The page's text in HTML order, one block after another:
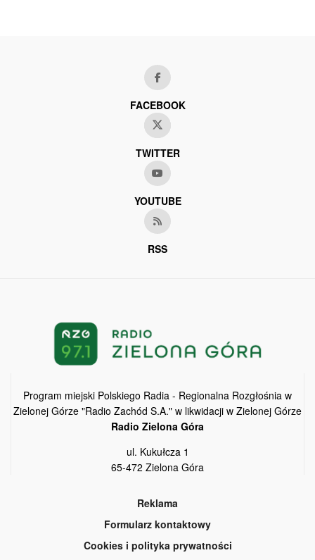
FACEBOOK
TWITTER
YOUTUBE
RSS
Program miejski Polskiego Radia - Regionalna Rozgłośnia w
Zielonej Górze "Radio Zachód S.A." w likwidacji w Zielonej Górze
Radio Zielona Góra
ul. Kukułcza 1
65-472 Zielona Góra
Reklama
Formularz kontaktowy
Cookies i polityka prywatności